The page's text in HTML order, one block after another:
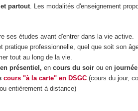
partout . Les modalités d'enseignement
ses études avant d'entrer dans la vie active.
pratique professionnelle, quel que soit son
tout au long de la vie.
en présentiel, en cours du soirou en journée
cours "à la carte" en DSGC(cours du jour,
entièrement à distance)